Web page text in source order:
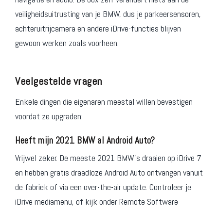
veiligheidsuitrusting van je BMW, dus je parkeersensoren,
achteruitrijcamera en andere iDrive-functies blijven
gewoon werken zoals voorheen.
Veelgestelde vragen
Enkele dingen die eigenaren meestal willen bevestigen
voordat ze upgraden:
Heeft mijn 2021 BMW al Android Auto?
Vrijwel zeker. De meeste 2021 BMW's draaien op iDrive 7
en hebben gratis draadloze Android Auto ontvangen vanuit
de fabriek of via een over-the-air update. Controleer je
iDrive mediamenu, of kijk onder Remote Software